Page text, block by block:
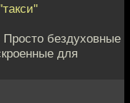
бездуховные
для